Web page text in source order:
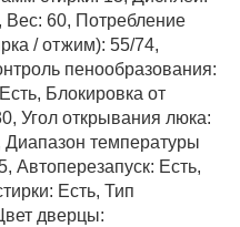
Вес: 60, Потребление
/ отжим): 55/74,
пенообразования:
Блокировка от
Угол открывания люка:
температуры
Автоперезапуск: Есть,
Есть, Тип
дверцы: